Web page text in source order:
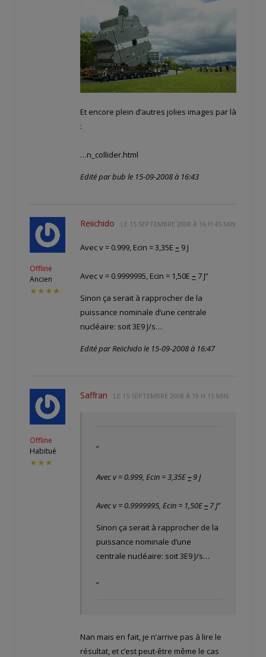
Et encore plein d’autres jolies images par là
:
…n_collider.html
Edité par bub le 15-09-2008 à 16:43
Offline
Ancien
★★★★
Reiichido LE 15 SEPTEMBRE 2008 À 16 H 45 MIN
Avec v = 0.999, Ecin = 3,35E – 9 J
Avec v = 0.9999995, Ecin = 1,50E – 7 J”
Sinon ça serait à rapprocher de la
puissance nominale d’une centrale
nucléaire: soit 3E9 J/s…
Edité par Reiichido le 15-09-2008 à 16:47
Offline
Habitué
★★★
Saffran LE 15 SEPTEMBRE 2008 À 19 H 15 MIN
“
Avec v = 0.999, Ecin = 3,35E–9 J
Avec v = 0.9999995, Ecin = 1,50E– 7 J”
Sinon ça serait à rapprocher de la
puissance nominale d’une
centrale nucléaire: soit 3E9 J/s…
“
Nan mais en fait, je n’arrive pas à lire le
résultat, et c’est peut-être même le cas